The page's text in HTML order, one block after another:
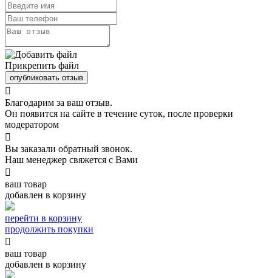
Прикрепить файл
опубликовать отзыв

Благодарим за ваш отзыв.
Он появится на сайте в течение суток, после проверки
модератором

Вы заказали обратный звонок.
Наш менеджер свяжется с Вами

ваш товар
добавлен в корзину
перейти в корзину
продолжить покупки

ваш товар
добавлен в корзину